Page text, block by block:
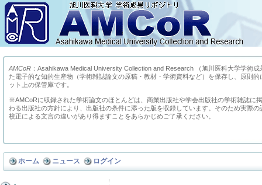
AMCoR ：Asahikawa Medical University Collection and Research （旭川医科大学学術
た電子的な知的生産物（学術雑誌論文の原稿・教材・学術資料など）を保存し、原則
ット上の保管庫です。
※AMCoRに収録された学術論文のほとんどは、商業出版社や学会出版社の学術雑誌に
わる出版社の方針により、出版社の条件に添った版を収録しています。そのため実際
校正による文言の違いがあり得ますことをあらかじめご了承ください。
ホーム ニュース ログイン